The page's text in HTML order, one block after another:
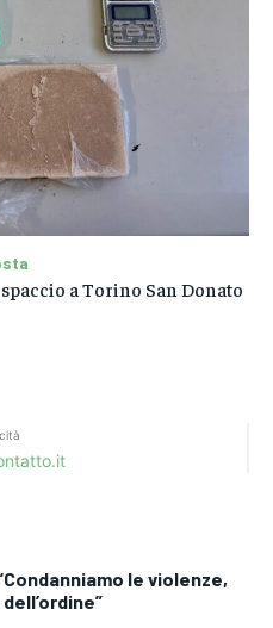
le violenze,
a Torino San Donato